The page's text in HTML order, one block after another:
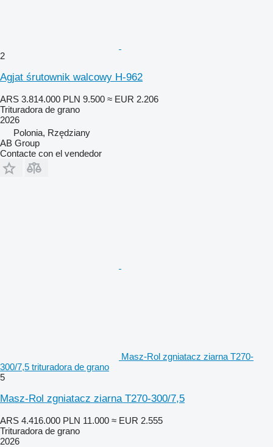
2
Agjat śrutownik walcowy H-962
ARS 3.814.000 PLN 9.500 ≈ EUR 2.206
Trituradora de grano
2026
Polonia, Rzędziany
AB Group
Contacte con el vendedor
Masz-Rol zgniatacz ziarna T270-
300/7,5 trituradora de grano
5
Masz-Rol zgniatacz ziarna T270-300/7,5
ARS 4.416.000 PLN 11.000 ≈ EUR 2.555
Trituradora de grano
2026